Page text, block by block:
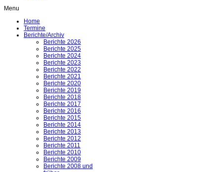
Menu
Home
Termine
Berichte/Archiv
Berichte 2026
Berichte 2025
Berichte 2024
Berichte 2023
Berichte 2022
Berichte 2021
Berichte 2020
Berichte 2019
Berichte 2018
Berichte 2017
Berichte 2016
Berichte 2015
Berichte 2014
Berichte 2013
Berichte 2012
Berichte 2011
Berichte 2010
Berichte 2009
Berichte 2008 und